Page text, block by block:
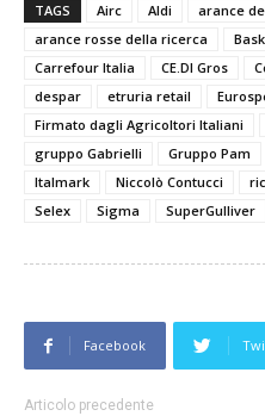
TAGS Airc Aldi
arance
arance rosse della ricerca
Carrefour Italia
CE.DI Gros
despar
etruria retail
Firmato dagli Agricoltori Italiani
gruppo Gabrielli
Gruppo Pam
Italmark
Niccolò Contucci
Selex
Sigma SuperGulliver
Facebook
Articolo precedente